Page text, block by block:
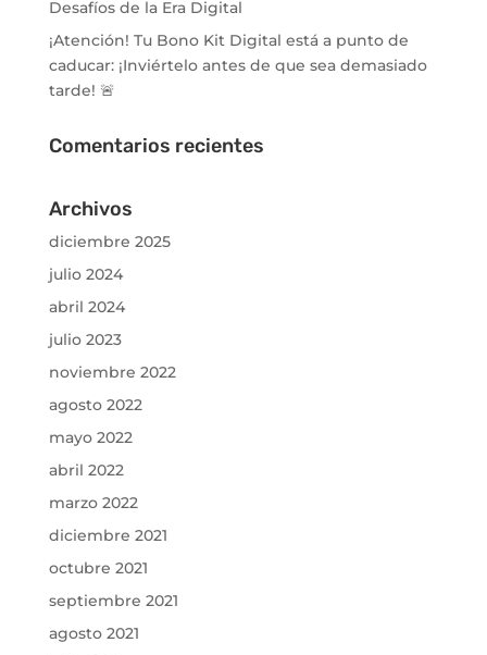
Desafíos de la Era Digital
¡Atención! Tu Bono Kit Digital está a punto de
caducar: ¡Inviértelo antes de que sea demasiado
tarde! 🚨
Comentarios recientes
Archivos
diciembre 2025
julio 2024
abril 2024
julio 2023
noviembre 2022
agosto 2022
mayo 2022
abril 2022
marzo 2022
diciembre 2021
octubre 2021
septiembre 2021
agosto 2021